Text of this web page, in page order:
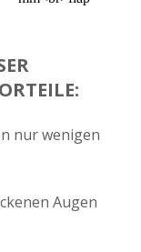
nur wenigen
Augen